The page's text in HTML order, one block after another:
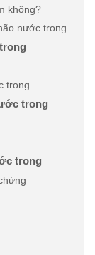
không?
nước trong
trong
trong
trong